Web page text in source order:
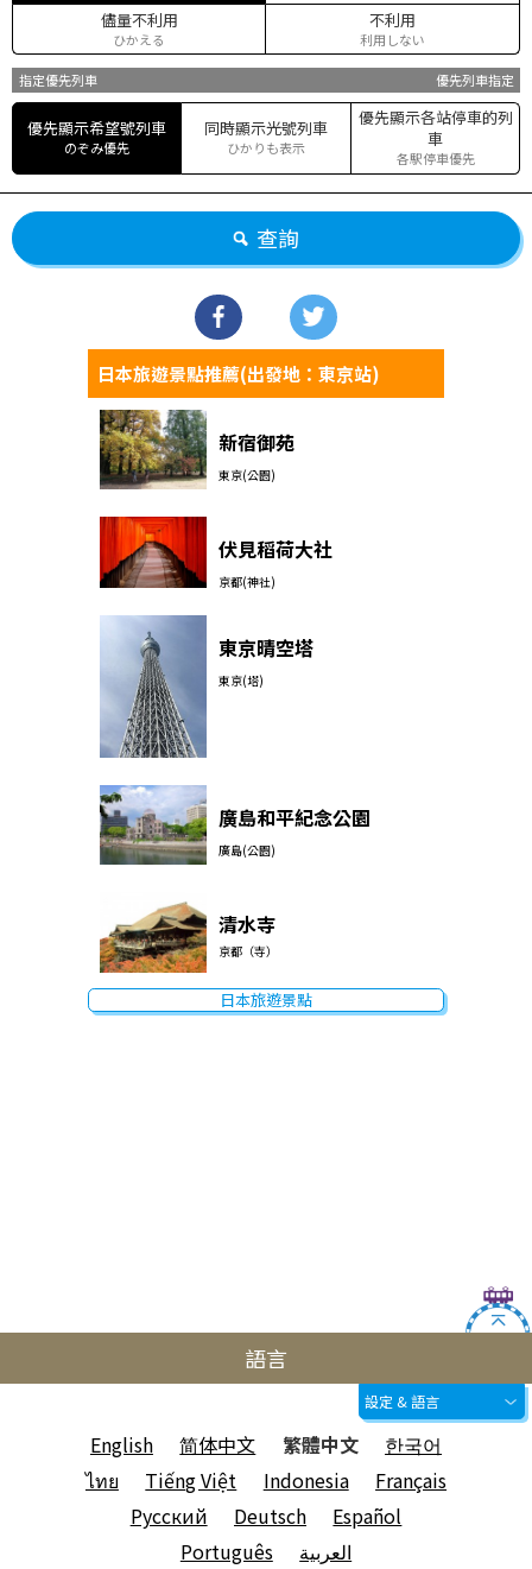
儘量不利用
ひかえる
不利用
利用しない
指定優先列車 優先列車指定
優先顯示希望號列車
のぞみ優先
同時顯示光號列車
ひかりも表示
優先顯示各站停車的列
車
各駅停車優先
查詢
日本旅遊景點推薦(出發地：東京站)
新宿御苑
東京(公園)
伏見稻荷大社
京都(神社)
東京晴空塔
東京(塔)
廣島和平紀念公園
廣島(公園)
清水寺
京都（寺）
日本旅遊景點
語言
設定 & 語言
English 简体中文 繁體中文
한국어
ไทย
Tiếng Việt Indonesia
Français
Русский
Deutsch
Español
Português
العربية